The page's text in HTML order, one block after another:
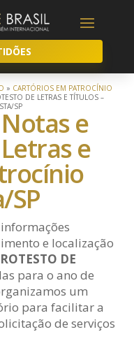
» CARTÓRIOS EM PATROCÍNIO
DE LETRAS E TÍTULOS –
SP
e
e
SP
e localização
DE
para o ano de
um
para facilitar a
de serviços